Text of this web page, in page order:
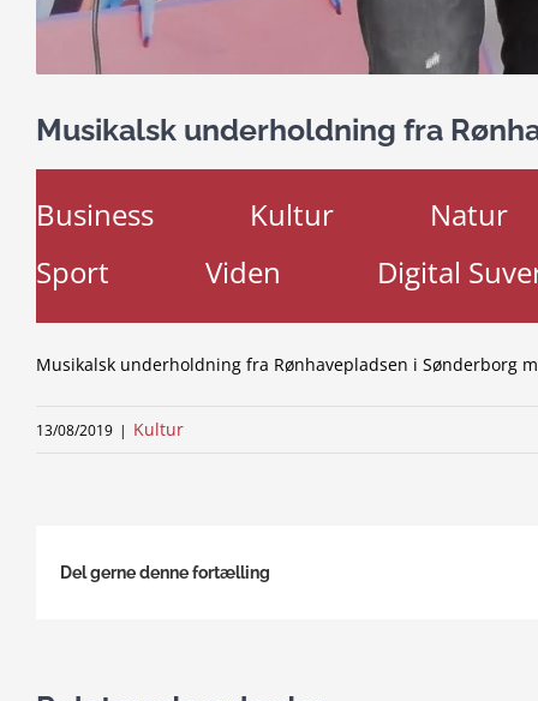
Musikalsk underholdning fra
Business Kultur
Natur
Sport
Viden Digital
Musikalsk underholdning fra Rønhavepladsen i Sønderborg
13/08/2019 | Kultur
Del gerne denne fortælling